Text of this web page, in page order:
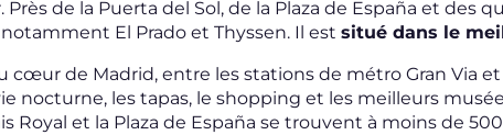
Près de la Puerta del Sol, de la Plaza de España et des
El Prado et Thyssen. Il est situé dans le
de Madrid, entre les stations de métro Gran Via
nocturne, les tapas, le shopping et les meilleurs
Royal et la Plaza de España se trouvent à moins de